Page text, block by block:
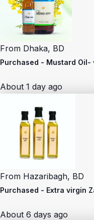
From Dhaka, BD
Purchased - Mustard Oil-
About 1 day ago
From Hazaribagh, BD
Purchased - Extra virgin
About 6 days ago